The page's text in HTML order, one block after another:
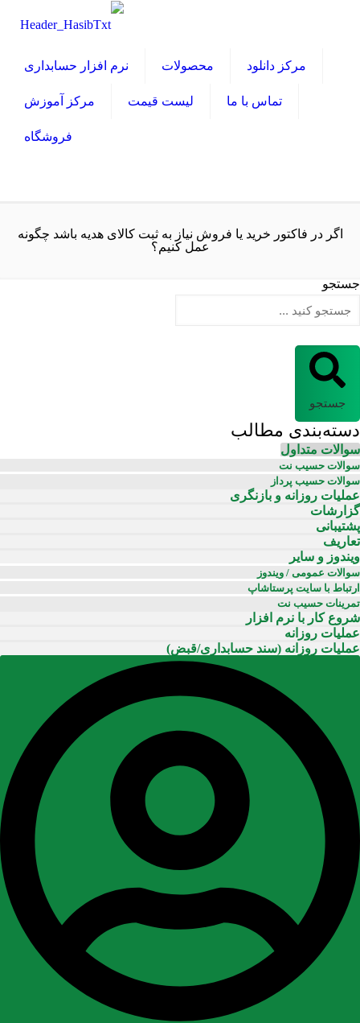
نرم افزار حسابداری محصولات مرکز دانلود
مرکز آموزش لیست قیمت تماس با ما
فروشگاه
اگر در فاکتور خرید یا فروش نیاز به ثبت کالای هدیه باشد چگونه
عمل کنیم؟
جستجو
جستجو
دسته‌بندی مطالب
سوالات متداول
سوالات حسیب نت
سوالات حسیب پرداز
عملیات روزانه و بازنگری
گزارشات
پشتیبانی
تعاریف
ویندوز و سایر
سوالات عمومی / ویندوز
ارتباط با سایت پرستاشاپ
تمرینات حسیب نت
شروع کار با نرم افزار
عملیات روزانه
عملیات روزانه (سند حسابداری/قبض)